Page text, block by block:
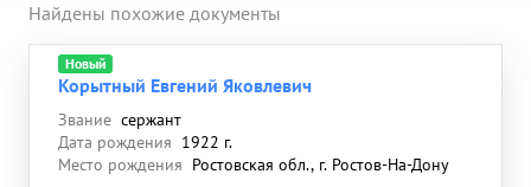
Найдены похожие документы
Новый
Корытный Евгений Яковлевич
Звание сержант
Дата рождения 1922 г.
Место рождения Ростовская обл., г. Ростов-На-Дону